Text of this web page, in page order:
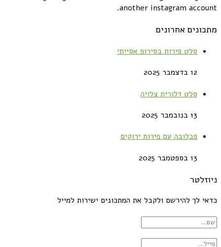
another instagram account.
מתכונים אחרונים
סלט פירות בסירופ אסייתי
12 בדצמבר 2025
סלט דלורית צלויה
13 בנובמבר 2025
פבלובה עם פירות ירוקים
13 בספטמבר 2025
ניוזלטר
כדאי לך להירשם ולקבל את המתכונים ישירות למייל